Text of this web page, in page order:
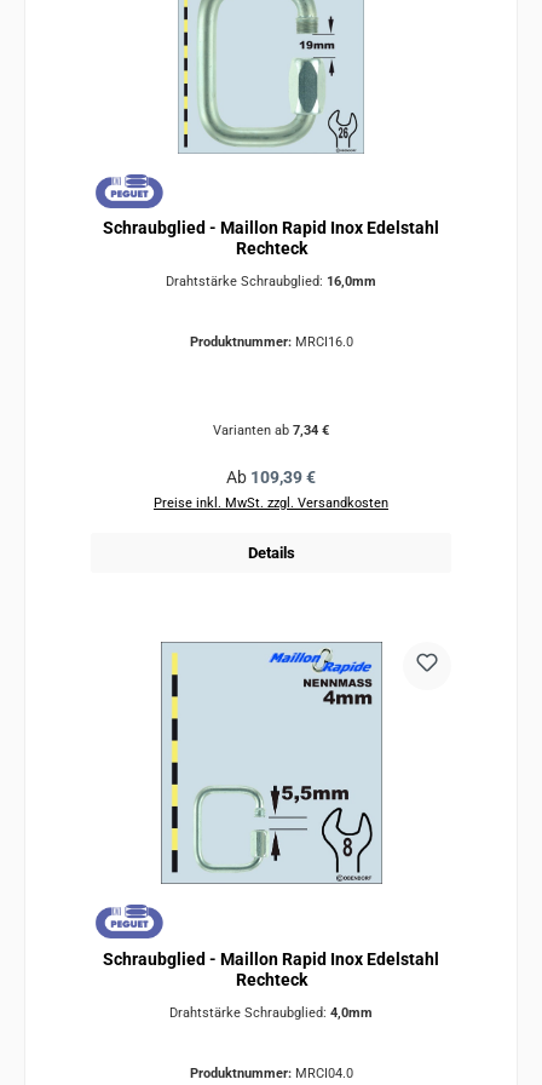
Schraubglied - Maillon Rapid Inox Edelstahl
Rechteck
Drahtstärke Schraubglied: 16,0mm
Produktnummer: MRCI16.0
Varianten ab 7,34 €
Regulärer Preis:
Ab 109,39 €
Preise inkl. MwSt. zzgl. Versandkosten
Details
Schraubglied - Maillon Rapid Inox Edelstahl
Rechteck
Drahtstärke Schraubglied: 4,0mm
Produktnummer: MRCI04.0